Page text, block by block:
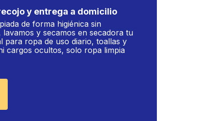
y entrega a domicilio
de forma higiénica sin
y secamos en secadora tu
para ropa de uso diario, toallas y
cargos ocultos, solo ropa limpia